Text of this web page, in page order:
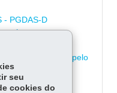
- PGDAS-D
e
da opção pelo
- Sedif/SN
seu
cookies do